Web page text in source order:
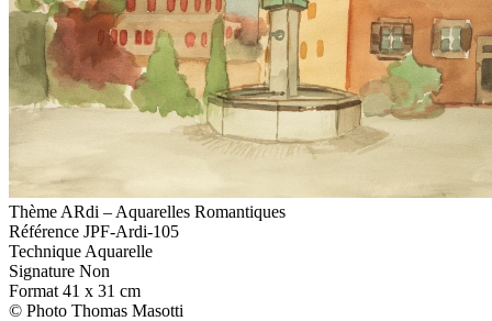
Thème ARdi – Aquarelles Romantiques
Référence JPF-Ardi-105
Technique Aquarelle
Signature Non
Format 41 x 31 cm
© Photo Thomas Masotti